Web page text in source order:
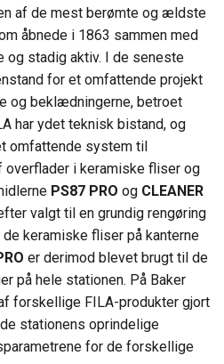
af ​​de mest berømte og ældste
åbnede i 1863 sammen med
og stadig aktiv. I de seneste
for et omfattende projekt
og beklædningerne, betroet
har ydet teknisk bistand, og
omfattende system til
overflader i keramiske fliser og
PS87 PRO og CLEANER
valgt til en grundig rengøring
keramiske fliser på kanterne
er derimod blevet brugt til de
på hele stationen. På Baker
​​forskellige FILA-produkter gjort
stationens oprindelige
for de forskellige